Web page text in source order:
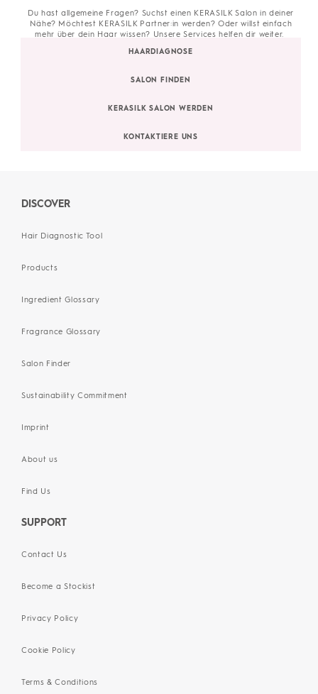
Du hast allgemeine Fragen? Suchst einen KERASILK Salon in deiner
Nähe? Möchtest KERASILK Partner:in werden? Oder willst einfach
mehr über dein Haar wissen? Unsere Services helfen dir weiter.
HAARDIAGNOSE
SALON FINDEN
KERASILK SALON WERDEN
KONTAKTIERE UNS
DISCOVER
Hair Diagnostic Tool
Products
Ingredient Glossary
Fragrance Glossary
Salon Finder
Sustainability Commitment
Imprint
About us
Find Us
SUPPORT
Contact Us
Become a Stockist
Privacy Policy
Cookie Policy
Terms & Conditions